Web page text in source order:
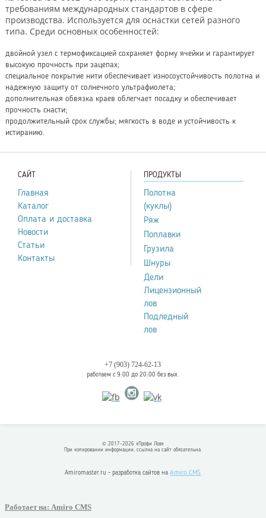
требованиям международных стандартов в сфере
производства. Используется для оснастки сетей разного
типа. Среди основных особенностей:
двойной узел с термофиксацией сохраняет форму ячейки и гарантирует
высокую прочность при зацепах;
специальное покрытие нити обеспечивает износоустойчивость полотна и
надежную защиту от солнечного ультрафиолета;
дополнительная обвязка краев облегчает посадку и обеспечивает
прочность снасти;
продолжительный срок службы; мягкость в воде и устойчивость к
истиранию.
САЙТ
Главная
Каталог
Оплата и доставка
Новости
Статьи
Контакты
ПРОДУКТЫ
Полотна
(куклы)
Ряж
Поплавки
Грузила
Шнуры
Дели
Лицензионный
лов
Подледный
лов
+7 (903) 724-62-13
работаем с 9:00 до 20:00 без вых.
© 2017-2026 «Профи Лов»
При копировании информации, ссылка на сайт обязательна.
Amiromaster.ru - разработка сайтов наAmiro.CMS
Работает на: Amiro CMS